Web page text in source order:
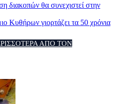
διακοπών θα συνεχιστεί στην
Κυθήρων γιορτάζει τα 50 χρόνια
ΑΠΟ ΤΟΝ